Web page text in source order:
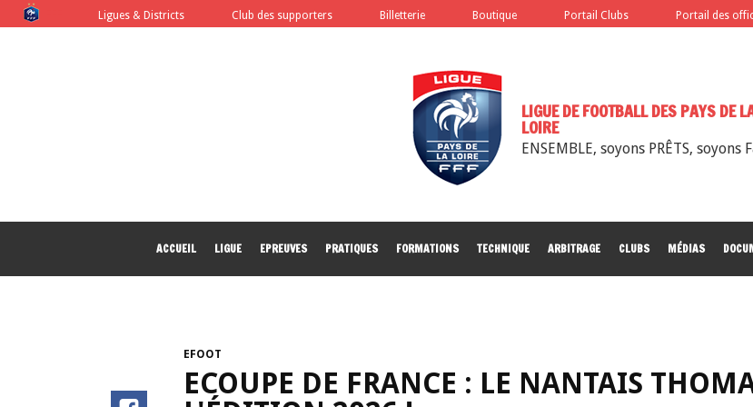
Ligues & Districts Club des supporters Billetterie Boutique Portail Clubs Portail des
LIGUE DE FOOTBALL DES PAYS DE
LOIRE
ENSEMBLE, soyons PRÊTS, soyons
ACCUEIL LIGUE EPREUVES PRATIQUES FORMATIONS TECHNIQUE ARBITRAGE CLUBS MÉDIAS
EFOOT
ECOUPE DE FRANCE : LE NANTAIS